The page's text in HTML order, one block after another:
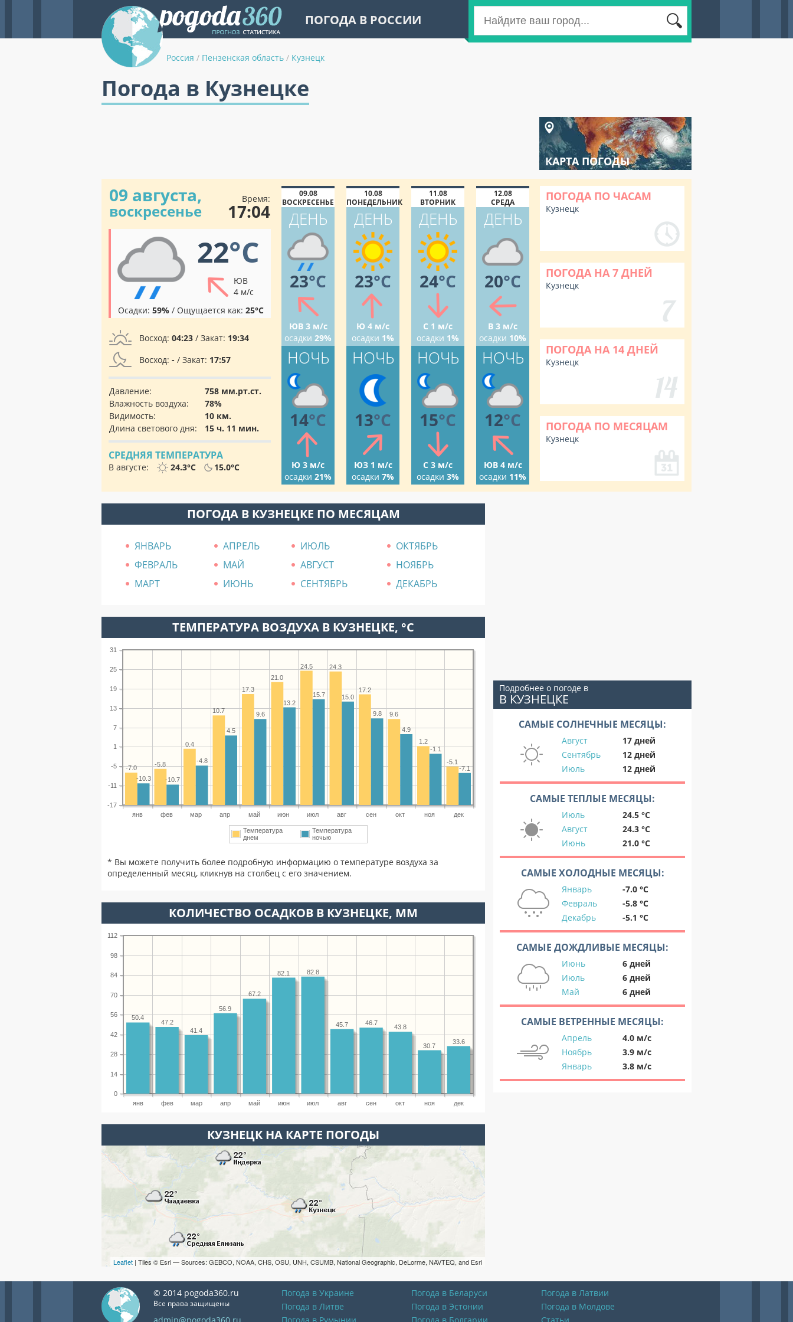
ПОГОДА В РОССИИ
Россия / Пензенская область / Кузнецк
Погода в Кузнецке
КАРТА ПОГОДЫ
09 августа,
воскресенье
Время:
17:04
22°C
ЮВ
4 м/с
Осадки: 59% / Ощущается как: 25°C
Восход: 04:23 / Закат: 19:34
Восход: - / Закат: 17:57
Давление:
758 мм.рт.ст.
Влажность воздуха:
78%
Видимость:
10 км.
Длина светового дня:
15 ч. 11 мин.
СРЕДНЯЯ ТЕМПЕРАТУРА
В августе: 24.3°C 15.0°C
09.08
ВОСКРЕСЕНЬЕ
ДЕНЬ
23°C
ЮВ 3 м/с
осадки 29%
НОЧЬ
14°C
Ю 3 м/с
осадки 21%
10.08
ПОНЕДЕЛЬНИК
ДЕНЬ
23°C
Ю 4 м/с
осадки 1%
НОЧЬ
13°C
ЮЗ 1 м/с
осадки 7%
11.08
ВТОРНИК
ДЕНЬ
24°C
С 1 м/с
осадки 1%
НОЧЬ
15°C
С 3 м/с
осадки 3%
12.08
СРЕДА
ДЕНЬ
20°C
В 3 м/с
осадки 10%
НОЧЬ
12°C
ЮВ 4 м/с
осадки 11%
ПОГОДА ПО ЧАСАМ
Кузнецк
ПОГОДА НА 7 ДНЕЙ
Кузнецк
ПОГОДА НА 14 ДНЕЙ
Кузнецк
ПОГОДА ПО МЕСЯЦАМ
Кузнецк
ПОГОДА В КУЗНЕЦКЕ ПО МЕСЯЦАМ
ЯНВАРЬ АПРЕЛЬ ИЮЛЬ
ОКТЯБРЬ
ФЕВРАЛЬ
МАЙ АВГУСТ
НОЯБРЬ
МАРТ
ИЮНЬ СЕНТЯБРЬ ДЕКАБРЬ
ТЕМПЕРАТУРА ВОЗДУХА В КУЗНЕЦКЕ, °C
янв фев мар апр май июн июл авг сен окт ноя дек
-17
-11
-5
1
7
13
19
25
31
-5.1
1.2
9.6
17.2
24.3
24.5
21.0
17.3
10.7
0.4
-5.8
-7.0 -7.1
-1.1
4.9
9.8
15.0
15.7
13.2
9.6
4.5
-4.8
-10.7
-10.3
Температура
днем
Температура
ночью
* Вы можете получить более подробную информацию о температуре воздуха за
определенный месяц, кликнув на столбец с его значением.
КОЛИЧЕСТВО ОСАДКОВ В КУЗНЕЦКЕ, ММ
янв фев мар апр май июн июл авг сен окт ноя дек
0
14
28
42
56
70
84
98
112
33.6
30.7
43.8
46.7
45.7
82.8
82.1
67.2
56.9
41.4
47.2
50.4
КУЗНЕЦК НА КАРТЕ ПОГОДЫ
Leaflet | Tiles © Esri — Sources: GEBCO, NOAA, CHS, OSU, UNH, CSUMB, National Geographic, DeLorme, NAVTEQ, and Esri
Подробнее о погоде в
В КУЗНЕЦКЕ
САМЫЕ СОЛНЕЧНЫЕ МЕСЯЦЫ:
Август
17 дней
Сентябрь
12 дней
Июль
12 дней
САМЫЕ ТЕПЛЫЕ МЕСЯЦЫ:
Июль
24.5 °C
Август
24.3 °C
Июнь
21.0 °C
САМЫЕ ХОЛОДНЫЕ МЕСЯЦЫ:
Январь
-7.0 °C
Февраль
-5.8 °C
Декабрь
-5.1 °C
САМЫЕ ДОЖДЛИВЫЕ МЕСЯЦЫ:
Июнь
6 дней
Июль
6 дней
Май
6 дней
САМЫЕ ВЕТРЕННЫЕ МЕСЯЦЫ:
Апрель
4.0 м/с
Ноябрь
3.9 м/с
Январь
3.8 м/с
© 2014 pogoda360.ru
Все права защищены
Погода в Украине Погода в Беларуси
Погода в Латвии
Погода в Литве
Погода в Эстонии
Погода в Молдове